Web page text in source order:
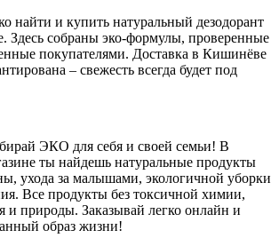
найти и купить натуральный дезодорант
Здесь собраны эко-формулы, проверенные
покупателями. Доставка в Кишинёве
– свежесть всегда будет под
ЭКО для себя и своей семьи! В
ты найдешь натуральные продукты
ухода за малышами, экологичной уборки
Все продукты без токсичной химии,
и природы. Заказывай легко онлайн и
образ жизни!